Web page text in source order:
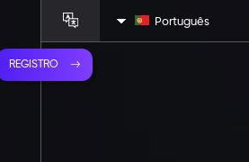
REGISTRO
Português